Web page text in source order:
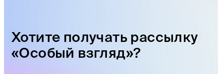
Хотите получать рассылку
«Особый взгляд»?